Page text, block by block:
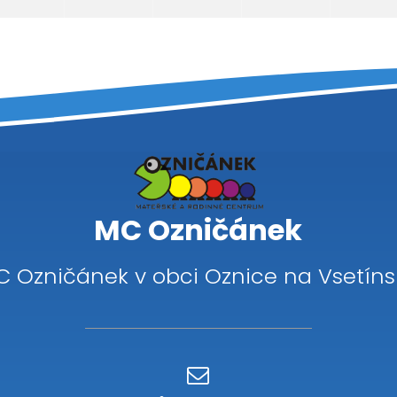
MC Ozničánek
Ozničánek v obci Oznice na